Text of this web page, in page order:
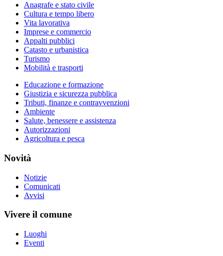
Anagrafe e stato civile
Cultura e tempo libero
Vita lavorativa
Imprese e commercio
Appalti pubblici
Catasto e urbanistica
Turismo
Mobilità e trasporti
Educazione e formazione
Giustizia e sicurezza pubblica
Tributi, finanze e contravvenzioni
Ambiente
Salute, benessere e assistenza
Autorizzazioni
Agricoltura e pesca
Novità
Notizie
Comunicati
Avvisi
Vivere il comune
Luoghi
Eventi